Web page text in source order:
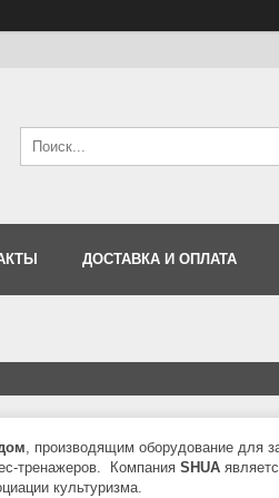
ДОСТАВКА И ОПЛАТА
, производящим оборудование для
тренажеров. Компания SHUA
культуризма.